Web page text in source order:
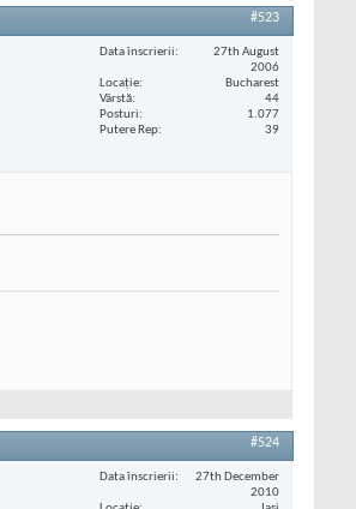
#523
Data înscrierii
27th August
2006
Locaţie
Bucharest
Vârstă
44
Posturi
1.077
Putere Rep
39
#524
Data înscrierii
27th December
2010